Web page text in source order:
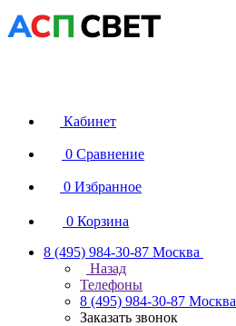
Кабинет
0 Сравнение
0 Избранное
0 Корзина
8 (495) 984-30-87 Москва
Назад
Телефоны
8 (495) 984-30-87 Москва
Заказать звонок